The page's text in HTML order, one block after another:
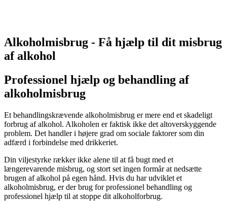
Alkoholmisbrug - Få hjælp til dit misbrug
af alkohol
Professionel hjælp og behandling af
alkoholmisbrug
Et behandlingskrævende alkoholmisbrug er mere end et skadeligt
forbrug af alkohol. Alkoholen er faktisk ikke det altoverskyggende
problem. Det handler i højere grad om sociale faktorer som din
adfærd i forbindelse med drikkeriet.
Din viljestyrke rækker ikke alene til at få bugt med et
længerevarende misbrug, og stort set ingen formår at nedsætte
brugen af alkohol på egen hånd. Hvis du har udviklet et
alkoholmisbrug, er der brug for professionel behandling og
professionel hjælp til at stoppe dit alkoholforbrug.